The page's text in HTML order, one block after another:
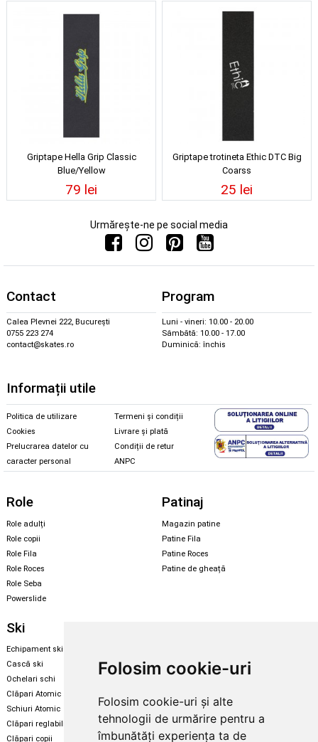
Folosim cookie-uri
Folosim cookie-uri și alte
tehnologii de urmărire pentru a
îmbunătăți experiența ta de
Griptape Hella Grip Classic
Blue/Yellow
79 lei
Griptape trotineta Ethic DTC Big
Coarss
25 lei
Urmărește-ne pe social media
Contact
Calea Plevnei 222, București
0755 223 274
contact@skates.ro
Program
Luni - vineri: 10.00 - 20.00
Sâmbătă: 10.00 - 17.00
Duminică: închis
Informații utile
Politica de utilizare
Cookies
Prelucrarea datelor cu
caracter personal
Termeni și condiții
Livrare și plată
Condiții de retur
ANPC
Role
Role adulți
Role copii
Role Fila
Role Roces
Role Seba
Powerslide
Patinaj
Magazin patine
Patine Fila
Patine Roces
Patine de gheață
Ski
Echipament ski
Cască ski
Ochelari schi
Clăpari Atomic
Schiuri Atomic
Clăpari reglabili
Clăpari copii
Echipament snowboard
Skate & longboard
Santa Cruz